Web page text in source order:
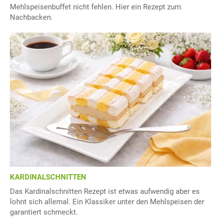
Mehlspeisenbuffet nicht fehlen. Hier ein Rezept zum
Nachbacken.
KARDINALSCHNITTEN
Das Kardinalschnitten Rezept ist etwas aufwendig aber es
lohnt sich allemal. Ein Klassiker unter den Mehlspeisen der
garantiert schmeckt.